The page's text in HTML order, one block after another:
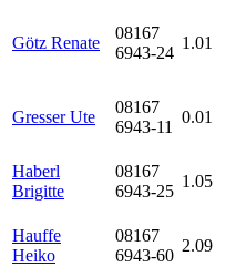
Götz Renate
08167
6943-24
1.01
Gresser Ute
08167
6943-11
0.01
Haberl
Brigitte
08167
6943-25
1.05
Hauffe
Heiko
08167
6943-60
2.09